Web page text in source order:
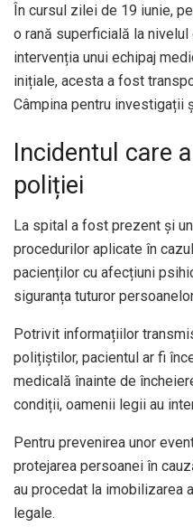
În cursul zilei de 19 iunie,
o rană superficială la
intervenția unui echipaj
inițiale, acesta a fost
Câmpina pentru investigații
Incidentul care
poliției
La spital a fost prezent și
procedurilor aplicate în
pacienților cu afecțiuni
siguranța tuturor
Potrivit informațiilor
polițiștilor, pacientul ar fi
medicală înainte de
condiții, oamenii legii au
Pentru prevenirea unor
protejarea persoanei în
au procedat la imobilizarea
legale.